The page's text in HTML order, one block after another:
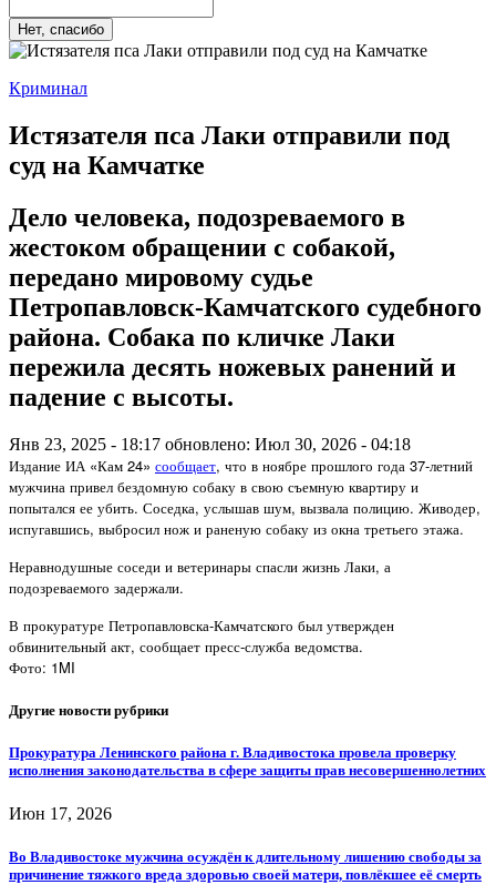
Нет, спасибо
Криминал
Истязателя пса Лаки отправили под
суд на Камчатке
Дело человека, подозреваемого в
жестоком обращении с собакой,
передано мировому судье
Петропавловск-Камчатского судебного
района. Собака по кличке Лаки
пережила десять ножевых ранений и
падение с высоты.
Янв 23, 2025 - 18:17 обновлено: Июл 30, 2026 - 04:18
Издание ИА «Кам 24» сообщает, что в ноябре прошлого года 37-летний
мужчина привел бездомную собаку в свою съемную квартиру и
попытался ее убить. Соседка, услышав шум, вызвала полицию. Живодер,
испугавшись, выбросил нож и раненую собаку из окна третьего этажа.
Неравнодушные соседи и ветеринары спасли жизнь Лаки, а
подозреваемого задержали.
В прокуратуре Петропавловска-Камчатского был утвержден
обвинительный акт, сообщает пресс-служба ведомства.
Фото: 1MI
Другие новости рубрики
Прокуратура Ленинского района г. Владивостока провела проверку
исполнения законодательства в сфере защиты прав несовершеннолетних
Июн 17, 2026
Во Владивостоке мужчина осуждён к длительному лишению свободы за
причинение тяжкого вреда здоровью своей матери, повлёкшее её смерть